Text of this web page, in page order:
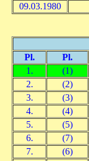
09.03.1980
Pl. Pl.
1.
(1)
2.
(2)
3.
(3)
4.
(4)
5.
(5)
6.
(7)
7.
(6)